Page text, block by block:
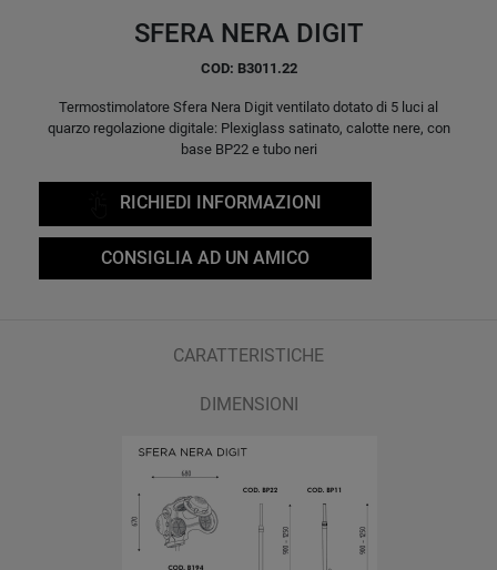
SFERA NERA DIGIT
COD: B3011.22
Termostimolatore Sfera Nera Digit ventilato dotato di 5 luci al
quarzo regolazione digitale: Plexiglass satinato, calotte nere, con
base BP22 e tubo neri
RICHIEDI INFORMAZIONI
CONSIGLIA AD UN AMICO
CARATTERISTICHE
DIMENSIONI